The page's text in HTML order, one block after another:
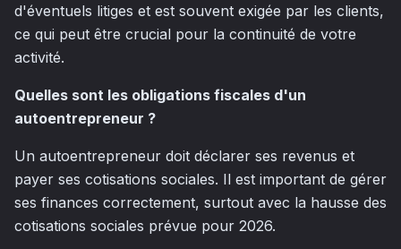
d'éventuels litiges et est souvent exigée par les clients,
ce qui peut être crucial pour la continuité de votre
activité.
Quelles sont les obligations fiscales d'un
autoentrepreneur ?
Un autoentrepreneur doit déclarer ses revenus et
payer ses cotisations sociales. Il est important de gérer
ses finances correctement, surtout avec la hausse des
cotisations sociales prévue pour 2026.